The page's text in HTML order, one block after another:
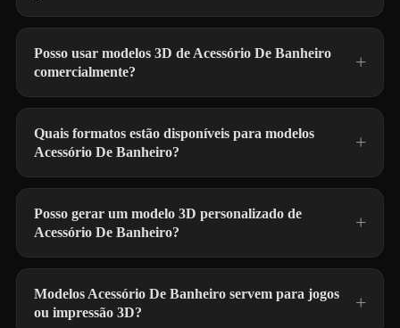
Posso usar modelos 3D de Acessório De Banheiro
comercialmente?
Quais formatos estão disponíveis para modelos
Acessório De Banheiro?
Posso gerar um modelo 3D personalizado de
Acessório De Banheiro?
Modelos Acessório De Banheiro servem para jogos
ou impressão 3D?